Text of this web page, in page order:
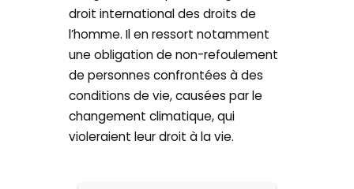
droit international des droits de
l’homme. Il en ressort notamment
une obligation de non-refoulement
de personnes confrontées à des
conditions de vie, causées par le
changement climatique, qui
violeraient leur droit à la vie.